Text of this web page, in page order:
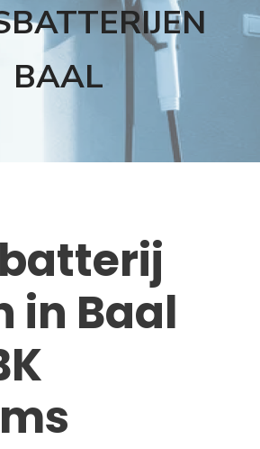
BAAL
in Baal